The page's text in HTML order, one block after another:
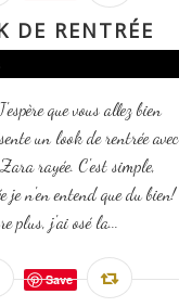
DE RENTRÉE
que vous allez bien
un look de rentrée avec
rayée. C'est simple,
je n'en entend que du bien!
plus, j'ai osé la...
Save